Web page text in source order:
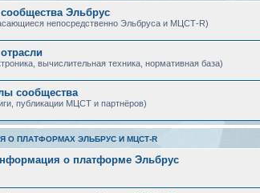
Эльбрус
непосредственно Эльбруса и МЦСТ-R)
вычислительная техника, нормативная база)
сообщества
публикации МЦСТ и партнёров)
О ПЛАТФОРМАХ ЭЛЬБРУС И МЦСТ-R
о платформе Эльбрус